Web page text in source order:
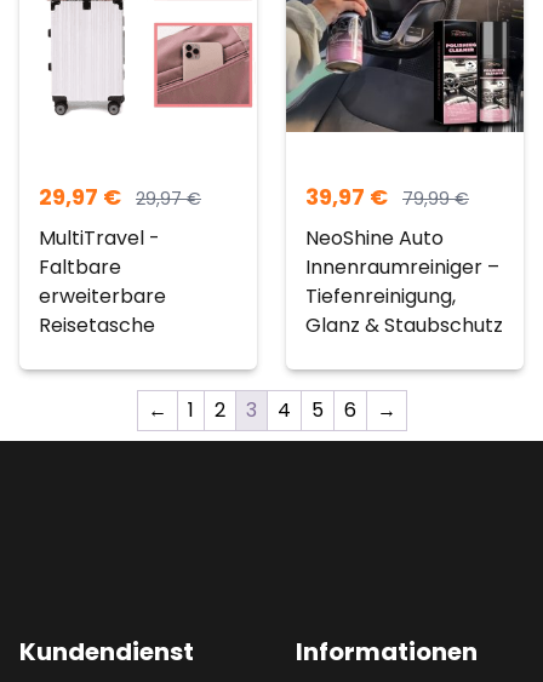
29,97 € 29,97€
MultiTravel -
Faltbare
erweiterbare
Reisetasche
39,97 € 79,99€
NeoShine Auto
Innenraumreiniger –
Tiefenreinigung,
Glanz & Staubschutz
← 1 2 3 4 5 6 →
Kundendienst Informationen